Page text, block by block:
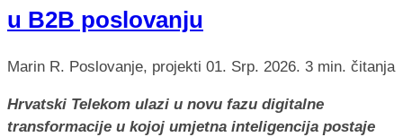
u B2B poslovanju
Marin R. Poslovanje, projekti 01. Srp. 2026. 3 min. čitanja
Hrvatski Telekom ulazi u novu fazu digitalne
transformacije u kojoj umjetna inteligencija postaje